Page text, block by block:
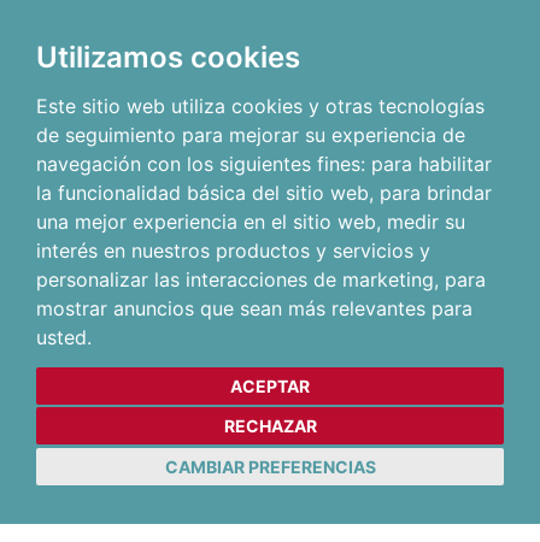
Utilizamos cookies
Este sitio web utiliza cookies y otras tecnologías
de seguimiento para mejorar su experiencia de
navegación con los siguientes fines: para habilitar
la funcionalidad básica del sitio web, para brindar
una mejor experiencia en el sitio web, medir su
interés en nuestros productos y servicios y
personalizar las interacciones de marketing, para
mostrar anuncios que sean más relevantes para
usted.
ACEPTAR
RECHAZAR
CAMBIAR PREFERENCIAS